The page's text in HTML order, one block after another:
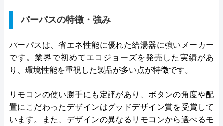
パーパスの特徴・強み
パーパスは、省エネ性能に優れた給湯器に強いメーカー
です。業界で初めてエコジョーズを発売した実績があ
り、環境性能を重視した製品が多い点が特徴です。
リモコンの使い勝手にも定評があり、ボタンの角度や配
置にこだわったデザインはグッドデザイン賞を受賞して
います。また、デザインの異なるリモコンから選べるモ